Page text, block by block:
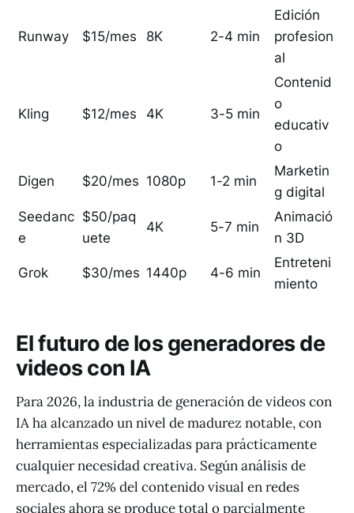
Runway $15/mes 8K 2-4 min
Edición
profesion
al
Kling $12/mes 4K 3-5 min
Contenid
o
educativ
o
Digen $20/mes 1080p 1-2 min
Marketin
g digital
Seedanc
e
$50/paq
uete
4K 5-7 min
Animació
n 3D
Grok $30/mes 1440p 4-6 min
Entreteni
miento
El futuro de los generadores de
videos con IA
Para 2026, la industria de generación de videos con
IA ha alcanzado un nivel de madurez notable, con
herramientas especializadas para prácticamente
cualquier necesidad creativa. Según análisis de
mercado, el 72% del contenido visual en redes
sociales ahora se produce total o parcialmente